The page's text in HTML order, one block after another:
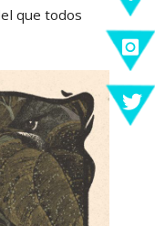
que todos